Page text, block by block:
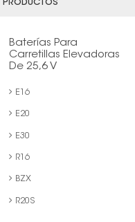
PRODUCTOS
Baterías Para
Carretillas Elevadoras
De 25,6 V
E16
E20
E30
R16
BZX
R20S